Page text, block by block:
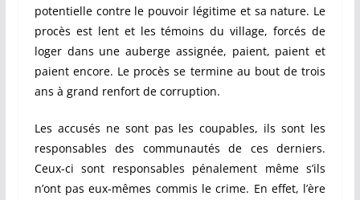
potentielle contre le pouvoir légitime et sa nature. Le
procès est lent et les témoins du village, forcés de
loger dans une auberge assignée, paient, paient et
paient encore. Le procès se termine au bout de trois
ans à grand renfort de corruption.
Les accusés ne sont pas les coupables, ils sont les
responsables des communautés de ces derniers.
Ceux-ci sont responsables pénalement même s’ils
n’ont pas eux-mêmes commis le crime. En effet, l’ère